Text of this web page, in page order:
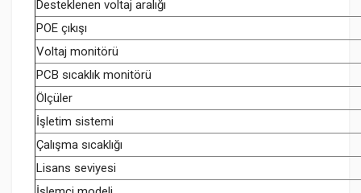
Desteklenen voltaj aralığı
POE çıkışı
Voltaj monitörü
PCB sıcaklık monitörü
Ölçüler
İşletim sistemi
Çalışma sıcaklığı
Lisans seviyesi